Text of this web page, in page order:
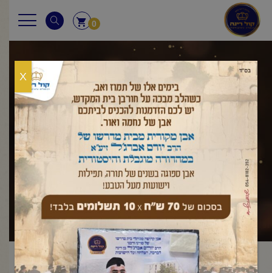
0
שאלות ותשובות
ראשי/שאלות ותשובות /השכמת הבוקר/לחבר היום והלילה
בתורה או בתפילה
X